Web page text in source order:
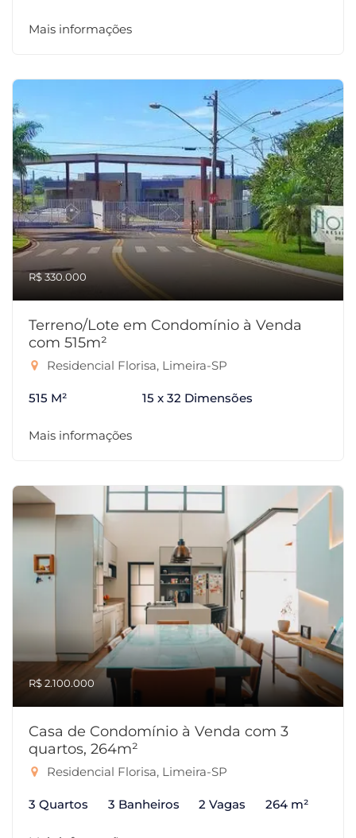
Mais informações
R$ 330.000
Terreno/Lote em Condomínio à Venda
com 515m²
Residencial Florisa, Limeira-SP
515 M² 15 x 32 Dimensões
Mais informações
R$ 2.100.000
Casa de Condomínio à Venda com 3
quartos, 264m²
Residencial Florisa, Limeira-SP
3 Quartos 3 Banheiros 2 Vagas 264 m²